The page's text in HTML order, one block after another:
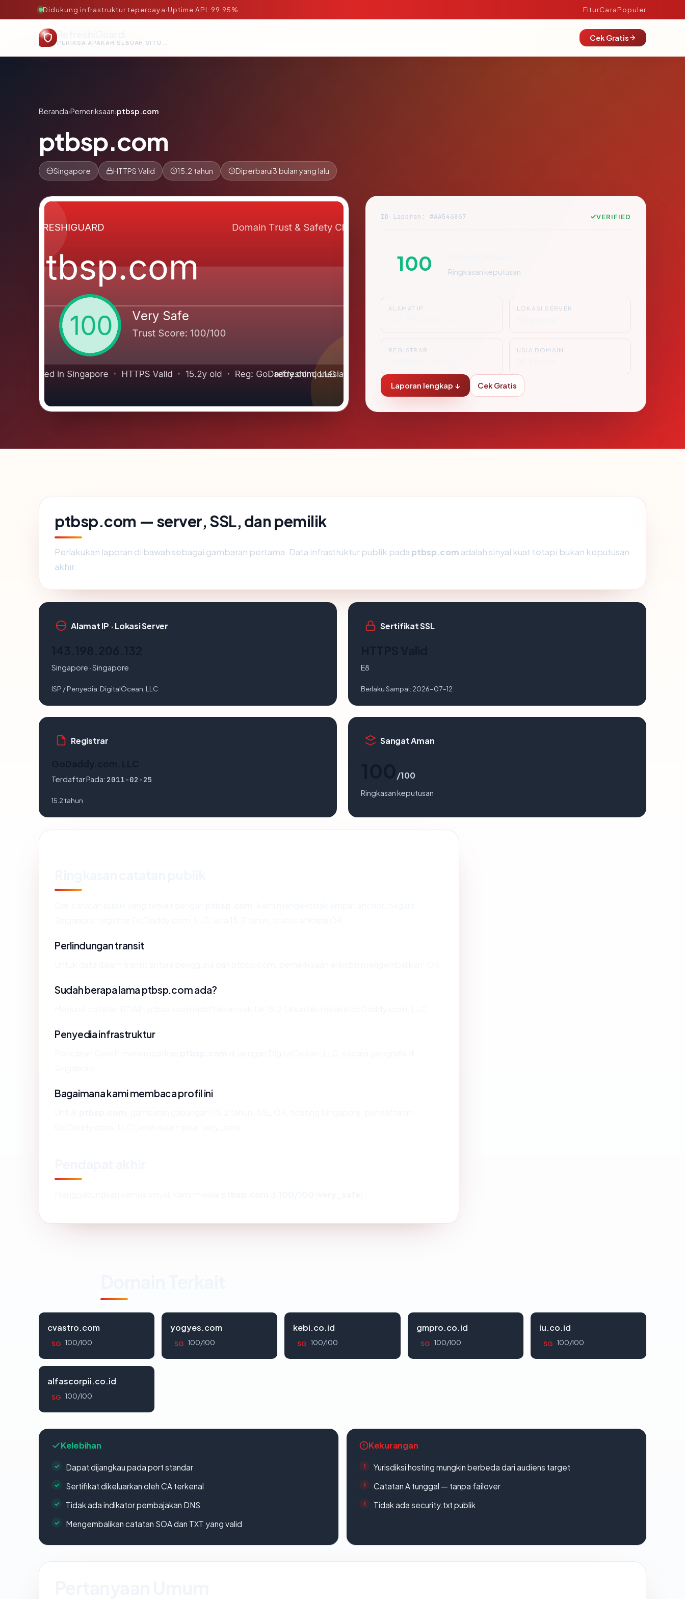
Didukung infrastruktur tepercaya·Uptime API: 99.95% FiturCaraPopuler
PERIKSA APAKAH SEBUAH SITUS AMAN, TEPERCAYA, DAN TERVERIFIKASI DALAM HITUNGAN DETIK.
Cek Gratis
Beranda›Pemeriksaan›ptbsp.com
ptbsp.com
Singapore HTTPS Valid 15.2 tahun Diperbarui3 bulan yang lalu
ID Laporan: #AA546867 VERIFIED
100 Ringkasan keputusan
ALAMAT IP LOKASI SERVER
REGISTRAR USIA DOMAIN
Laporan lengkap ↓ Cek Gratis
ptbsp.com — server, SSL, dan pemilik
Perlakukan laporan di bawah sebagai gambaran pertama. Data infrastruktur publik pada ptbsp.com adalah sinyal kuat tetapi bukan keputusan
akhir.
Alamat IP · Lokasi Server
Singapore · Singapore
ISP / Penyedia: DigitalOcean, LLC
Sertifikat SSL
E8
Berlaku Sampai: 2026-07-12
Registrar
Terdaftar Pada: 2011-02-25
15.2 tahun
Sangat Aman
/100
Ringkasan keputusan
Perlindungan transit
Sudah berapa lama ptbsp.com ada?
Penyedia infrastruktur
Bagaimana kami membaca profil ini
cvastro.com
SG 100/100
yogyes.com
SG 100/100
kebi.co.id
SG 100/100
gmpro.co.id
SG 100/100
iu.co.id
SG 100/100
alfascorpii.co.id
SG 100/100
Kelebihan
Dapat dijangkau pada port standar
Sertifikat dikeluarkan oleh CA terkenal
Tidak ada indikator pembajakan DNS
Mengembalikan catatan SOA dan TXT yang valid
Kekurangan
Yurisdiksi hosting mungkin berbeda dari audiens target
Catatan A tunggal — tanpa failover
Tidak ada security.txt publik